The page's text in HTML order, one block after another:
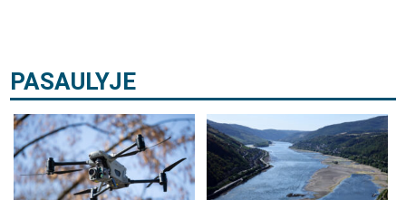
PASAULYJE